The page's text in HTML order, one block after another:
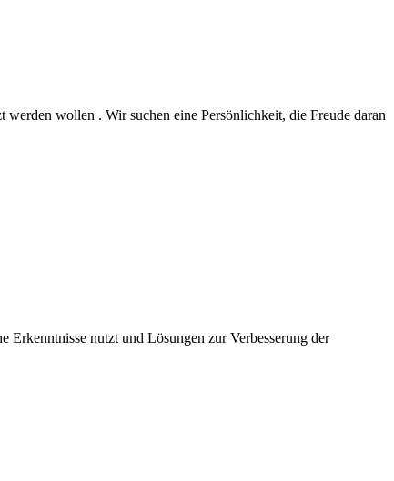
wollen . Wir suchen eine Persönlichkeit, die Freude daran
nutzt und Lösungen zur Verbesserung der